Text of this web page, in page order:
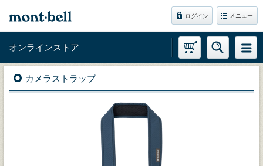
ログイン メニュー
オンラインストア
カメラストラップ